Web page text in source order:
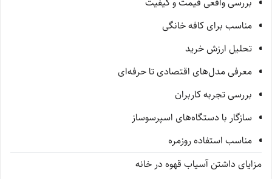
مناسب برای کافه خانگی
تحلیل ارزش خرید
معرفی مدل‌های اقتصادی تا حرفه‌ای
بررسی تجربه کاربران
سازگار با دستگاه‌های اسپرسوساز
مناسب استفاده روزمره
مزایای داشتن آسیاب قهوه در خانه